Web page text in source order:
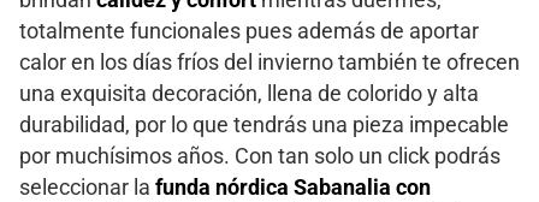
totalmente funcionales pues además de aportar
calor en los días fríos del invierno también te ofrecen
una exquisita decoración, llena de colorido y alta
durabilidad, por lo que tendrás una pieza impecable
por muchísimos años. Con tan solo un click podrás
seleccionar la funda nórdica Sabanalia con